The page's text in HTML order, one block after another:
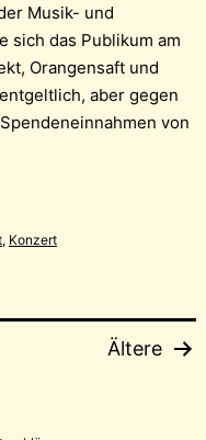
Musik- und
sich das Publikum am
Orangensaft und
aber gegen
von
, Konzert
Ältere